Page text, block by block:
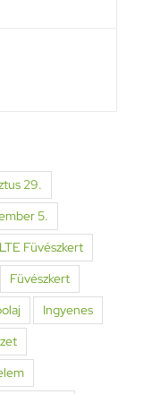
29.
5.
Füvészkert
Füvészkert
Ingyenes